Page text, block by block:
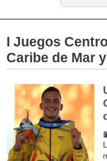
I Juegos
Caribe de Mar